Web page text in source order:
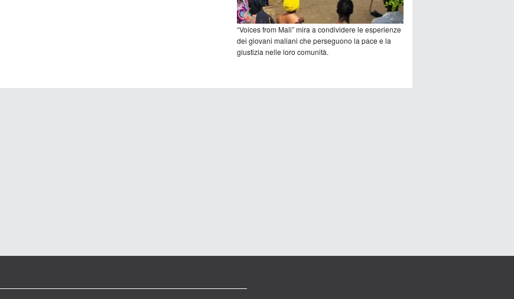
“Voices from Mali” mira a condividere le esperienze
dei giovani maliani che perseguono la pace e la
giustizia nelle loro comunità.